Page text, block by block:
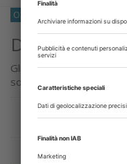
O33
Dati ISA
Gli studi
solamente le società.
Approfondisci